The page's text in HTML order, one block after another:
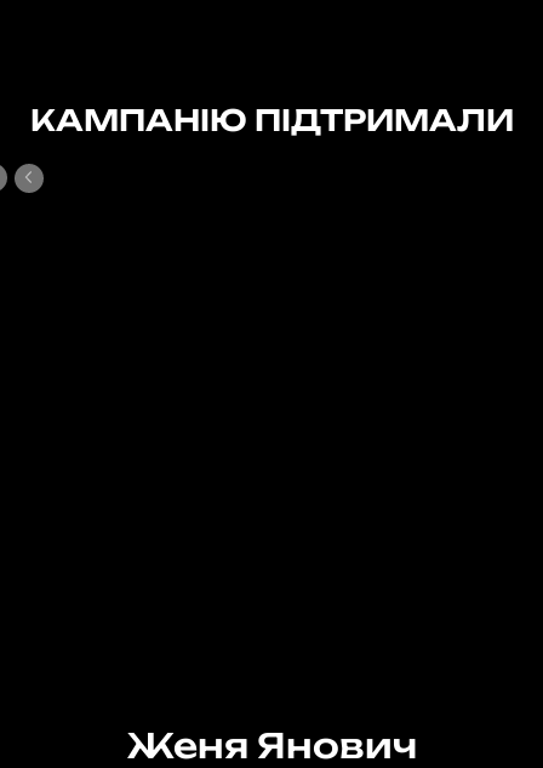
КАМПАНІЮ ПІДТРИМАЛИ
Женя Янович